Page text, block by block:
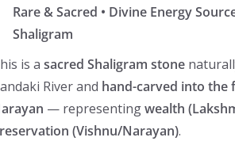
Rare & Sacred • Divine Energy
Shaligram
is a sacred Shaligram stone
River and hand-carved into the
— representingwealth
(Vishnu/Narayan).